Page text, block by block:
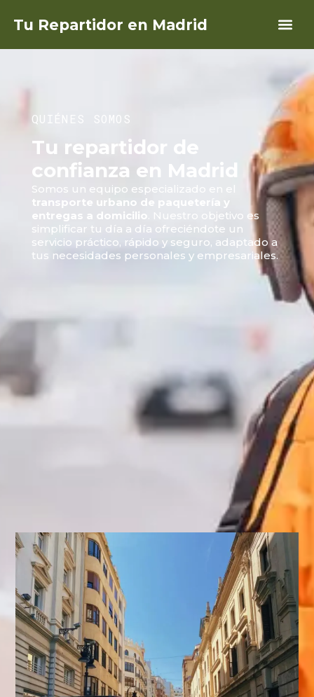
Tu Repartidor en Madrid
QUIÉNES SOMOS
Tu repartidor de
confianza en Madrid
Somos un equipo especializado en el
transporte urbano de paquetería y
entregas a domicilio . Nuestro objetivo es
simplificar tu día a día ofreciéndote un
servicio práctico, rápido y seguro, adaptado a
tus necesidades personales y empresariales.